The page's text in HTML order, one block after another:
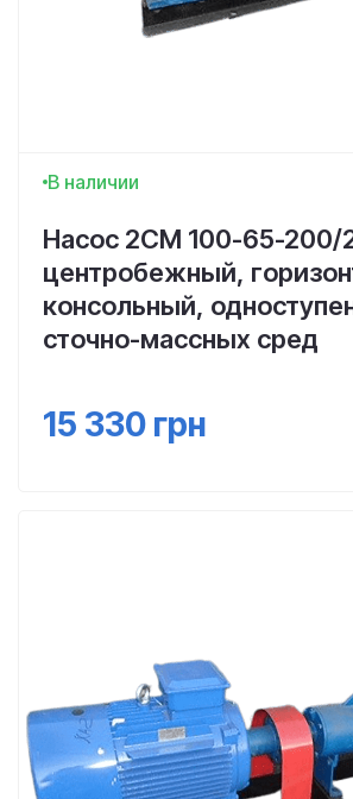
В наличии
Насос 2СМ 100-65-200/
центробежный,
консольный,
сточно-массных сред
15 330 грн